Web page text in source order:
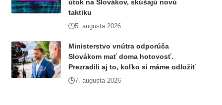
útok na Slovákov, skúšajú novú
taktiku
5. augusta 2026
Ministerstvo vnútra odporúča
Slovákom mať doma hotovosť.
Prezradili aj to, koľko si máme odložiť
7. augusta 2026